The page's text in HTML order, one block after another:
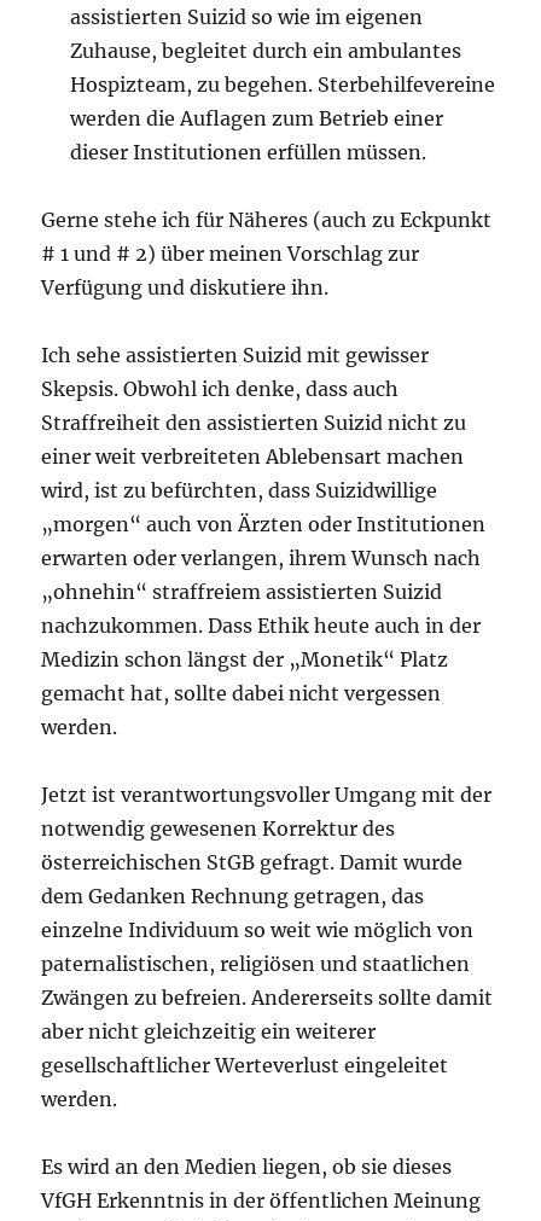
assistierten Suizid so wie im eigenen
Zuhause, begleitet durch ein ambulantes
Hospizteam, zu begehen. Sterbehilfevereine
werden die Auflagen zum Betrieb einer
dieser Institutionen erfüllen müssen.
Gerne stehe ich für Näheres (auch zu Eckpunkt
# 1 und # 2) über meinen Vorschlag zur
Verfügung und diskutiere ihn.
Ich sehe assistierten Suizid mit gewisser
Skepsis. Obwohl ich denke, dass auch
Straffreiheit den assistierten Suizid nicht zu
einer weit verbreiteten Ablebensart machen
wird, ist zu befürchten, dass Suizidwillige
„morgen“ auch von Ärzten oder Institutionen
erwarten oder verlangen, ihrem Wunsch nach
„ohnehin“ straffreiem assistierten Suizid
nachzukommen. Dass Ethik heute auch in der
Medizin schon längst der „Monetik“ Platz
gemacht hat, sollte dabei nicht vergessen
werden.
Jetzt ist verantwortungsvoller Umgang mit der
notwendig gewesenen Korrektur des
österreichischen StGB gefragt. Damit wurde
dem Gedanken Rechnung getragen, das
einzelne Individuum so weit wie möglich von
paternalistischen, religiösen und staatlichen
Zwängen zu befreien. Andererseits sollte damit
aber nicht gleichzeitig ein weiterer
gesellschaftlicher Werteverlust eingeleitet
werden.
Es wird an den Medien liegen, ob sie dieses
VfGH Erkenntnis in der öffentlichen Meinung